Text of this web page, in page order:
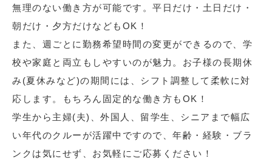
無理のない働き方が可能です。平日だけ・土日だけ・
朝だけ・夕方だけなどもOK！
また、週ごとに勤務希望時間の変更ができるので、学
校や家庭と両立もしやすいのが魅力。お子様の長期休
み(夏休みなど)の期間には、シフト調整して柔軟に対
応します。もちろん固定的な働き方もOK！
学生から主婦(夫)、外国人、留学生、シニアまで幅広
い年代のクルーが活躍中ですので、年齢・経験・ブラ
ンクは気にせず、お気軽にご応募ください！